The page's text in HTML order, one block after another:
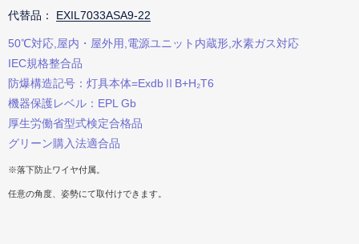
代替品： EXIL7033ASA9-22
50℃対応,屋内・屋外用,電源ユニット内蔵形,水素ガス対応
IEC規格整合品
防爆構造記号：灯具本体=ExdbⅡB+H₂T6
機器保護レベル：EPL Gb
厚生労働省型式検定合格品
グリーン購入法適合品
※落下防止ワイヤ付属。
任意の角度、姿勢にて取付けできます。